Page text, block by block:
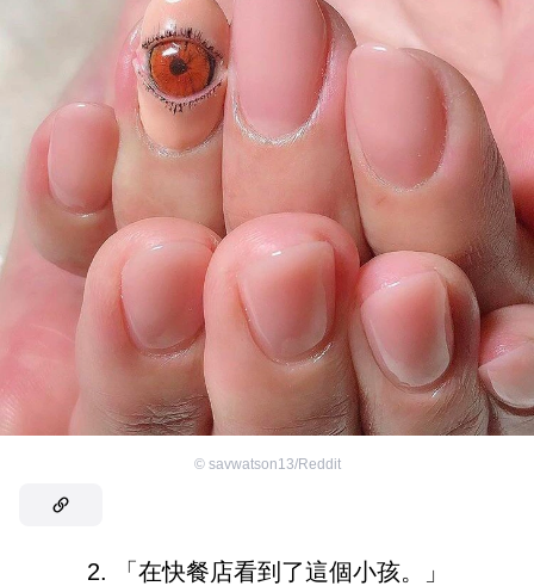
© savwatson13/Reddit
2. 「在快餐店看到了這個小孩。」